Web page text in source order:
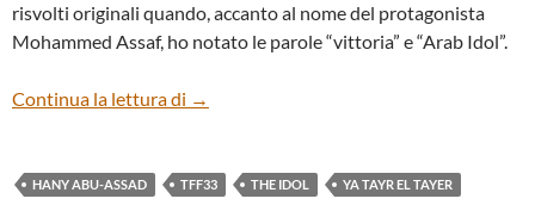
risvolti originali quando, accanto al nome del protagonista
Mohammed Assaf, ho notato le parole “vittoria” e “Arab Idol”.
Continua la lettura di “Ya tayr el tayer” (“The Idol”) di Hany
→
HANY ABU-ASSAD TFF33 THE IDOL YA TAYR EL TAYER